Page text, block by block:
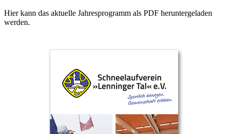
Hier kann das aktuelle Jahresprogramm als PDF heruntergeladen
werden.